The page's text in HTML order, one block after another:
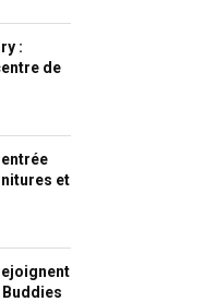
:
de
et
Buddies